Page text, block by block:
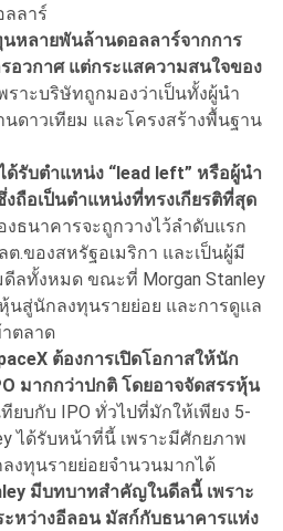
ลลาร์
นหลายพันล้านดอลลาร์จากการ
อวกาศ แต่กระแสความสนใจของ
ราะบริษัทถูกมองว่าเป็นทั้งผู้นำ
ดาวเทียม และโครงสร้างพื้นฐาน
ด้รับตำแหน่ง “lead left” หรือผู้นำ
ถือเป็นตำแหน่งที่ทรงเกียรติที่สุด
งธนาคารจะถูกวางไว้ลำดับแรก
.ของสหรัฐอเมริกา และเป็นผู้มี
ลทั้งหมด ขณะที่ Morgan Stanley
นสู่นักลงทุนรายย่อย และการดูแล
ตลาด
ต้องการเปิดโอกาสให้นัก
มากกว่าปกติ โดยอาจจัดสรรหุ้น
ทียบกับ IPO ทั่วไปที่มักให้เพียง 5-
ได้รับหน้าที่นี้ เพราะมีศักยภาพ
งทุนรายย่อยจำนวนมากได้
มีบทบาทสำคัญในดีลนี้ เพราะ
หว่างอีลอน มัสก์กับธนาคารแห่ง